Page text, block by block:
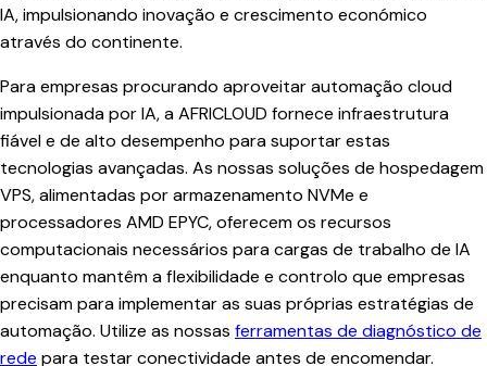
IA, impulsionando inovação e crescimento económico
através do continente.
Para empresas procurando aproveitar automação cloud
impulsionada por IA, a AFRICLOUD fornece infraestrutura
fiável e de alto desempenho para suportar estas
tecnologias avançadas. As nossas soluções de hospedagem
VPS, alimentadas por armazenamento NVMe e
processadores AMD EPYC, oferecem os recursos
computacionais necessários para cargas de trabalho de IA
enquanto mantêm a flexibilidade e controlo que empresas
precisam para implementar as suas próprias estratégias de
automação. Utilize as nossas ferramentas de diagnóstico de
rede para testar conectividade antes de encomendar.